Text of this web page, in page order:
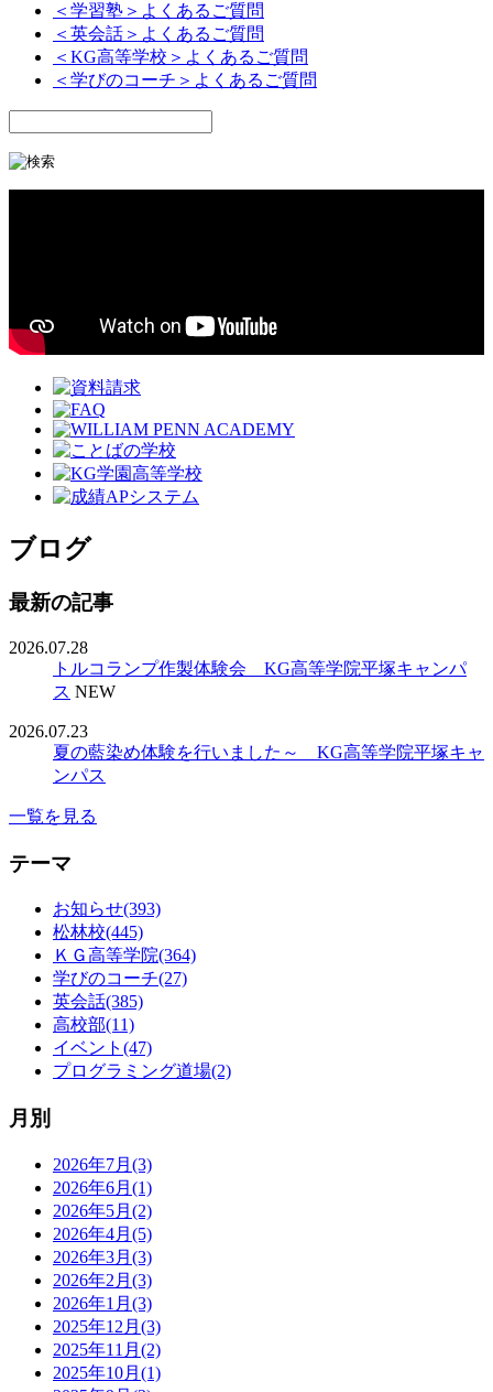
＜学習塾＞よくあるご質問
＜英会話＞よくあるご質問
＜KG高等学校＞よくあるご質問
＜学びのコーチ＞よくあるご質問
ブログ
最新の記事
2026.07.28
トルコランプ作製体験会 KG高等学院平塚キャンパ
ス NEW
2026.07.23
夏の藍染め体験を行いました～ KG高等学院平塚キャ
ンパス
一覧を見る
テーマ
お知らせ(393)
松林校(445)
ＫＧ高等学院(364)
学びのコーチ(27)
英会話(385)
高校部(11)
イベント(47)
プログラミング道場(2)
月別
2026年7月(3)
2026年6月(1)
2026年5月(2)
2026年4月(5)
2026年3月(3)
2026年2月(3)
2026年1月(3)
2025年12月(3)
2025年11月(2)
2025年10月(1)